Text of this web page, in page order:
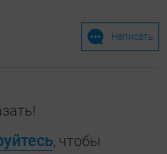
Написать
, чтобы